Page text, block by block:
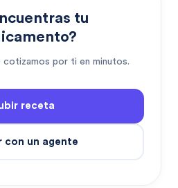
tu
cotizamos por ti en minutos.
receta
con un agente